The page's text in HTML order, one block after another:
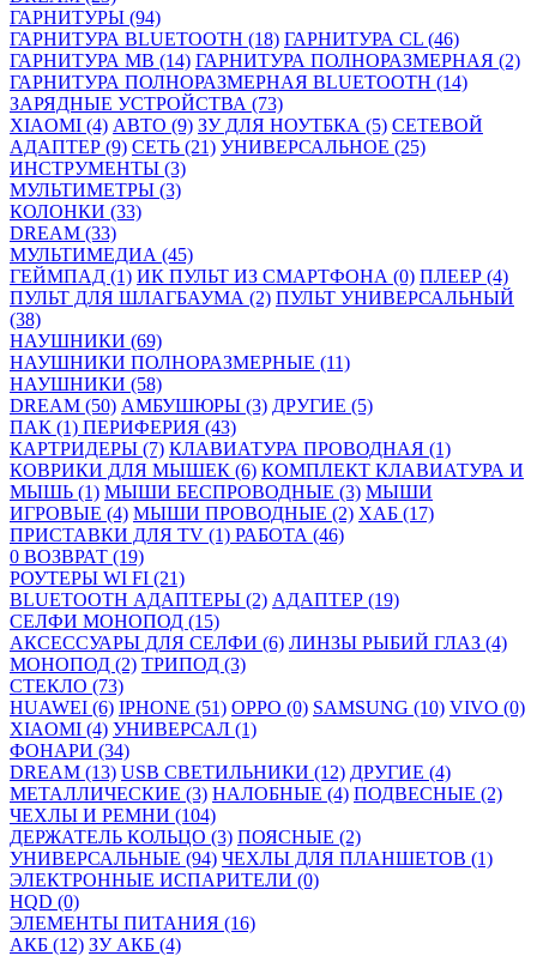
ГАРНИТУРЫ (94)
ГАРНИТУРА BLUETOOTH (18) ГАРНИТУРА CL (46)
ГАРНИТУРА MB (14) ГАРНИТУРА ПОЛНОРАЗМЕРНАЯ (2)
ГАРНИТУРА ПОЛНОРАЗМЕРНАЯ BLUETOOTH (14)
ЗАРЯДНЫЕ УСТРОЙСТВА (73)
XIAOMI (4) АВТО (9) ЗУ ДЛЯ НОУТБКА (5) СЕТЕВОЙ
АДАПТЕР (9) СЕТЬ (21) УНИВЕРСАЛЬНОЕ (25)
ИНСТРУМЕНТЫ (3)
МУЛЬТИМЕТРЫ (3)
КОЛОНКИ (33)
DREAM (33)
МУЛЬТИМЕДИА (45)
ГЕЙМПАД (1) ИК ПУЛЬТ ИЗ СМАРТФОНА (0) ПЛЕЕР (4)
ПУЛЬТ ДЛЯ ШЛАГБАУМА (2) ПУЛЬТ УНИВЕРСАЛЬНЫЙ
(38)
НАУШНИКИ (69)
НАУШНИКИ ПОЛНОРАЗМЕРНЫЕ (11)
НАУШНИКИ (58)
DREAM (50) АМБУШЮРЫ (3) ДРУГИЕ (5)
ПАК (1) ПЕРИФЕРИЯ (43)
КАРТРИДЕРЫ (7) КЛАВИАТУРА ПРОВОДНАЯ (1)
КОВРИКИ ДЛЯ МЫШЕК (6) КОМПЛЕКТ КЛАВИАТУРА И
МЫШЬ (1) МЫШИ БЕСПРОВОДНЫЕ (3) МЫШИ
ИГРОВЫЕ (4) МЫШИ ПРОВОДНЫЕ (2) ХАБ (17)
ПРИСТАВКИ ДЛЯ TV (1) РАБОТА (46)
0 ВОЗВРАТ (19)
РОУТЕРЫ WI FI (21)
BLUETOOTH АДАПТЕРЫ (2) АДАПТЕР (19)
СЕЛФИ МОНОПОД (15)
АКСЕССУАРЫ ДЛЯ СЕЛФИ (6) ЛИНЗЫ РЫБИЙ ГЛАЗ (4)
МОНОПОД (2) ТРИПОД (3)
СТЕКЛО (73)
HUAWEI (6) IPHONE (51) OPPO (0) SAMSUNG (10) VIVO (0)
XIAOMI (4) УНИВЕРСАЛ (1)
ФОНАРИ (34)
DREAM (13) USB СВЕТИЛЬНИКИ (12) ДРУГИЕ (4)
МЕТАЛЛИЧЕСКИЕ (3) НАЛОБНЫЕ (4) ПОДВЕСНЫЕ (2)
ЧЕХЛЫ И РЕМНИ (104)
ДЕРЖАТЕЛЬ КОЛЬЦО (3) ПОЯСНЫЕ (2)
УНИВЕРСАЛЬНЫЕ (94) ЧЕХЛЫ ДЛЯ ПЛАНШЕТОВ (1)
ЭЛЕКТРОННЫЕ ИСПАРИТЕЛИ (0)
HQD (0)
ЭЛЕМЕНТЫ ПИТАНИЯ (16)
АКБ (12) ЗУ АКБ (4)